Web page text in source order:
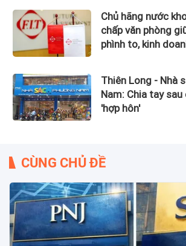
Chủ hãng nước
chấp văn phòng
phình to, kinh
Thiên Long - Nhà
Nam: Chia tay
'hợp hôn'
CÙNG CHỦ ĐỀ